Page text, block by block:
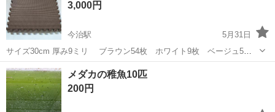
3,000円
今治駅
5月31日
サイズ30cm 厚み9ミリ ブラウン54枚 ホワイト9枚 ベージュ5
枚 ブルー4枚 汚れが目立つマットがホワイト4枚 ブラウン9枚 中
古品である事をご理解下さい。 連結パーツは一部、両面テープで貼っ
てある為剥...
愛媛 今治市 今治駅 その他
メダカの稚魚10匹
200円